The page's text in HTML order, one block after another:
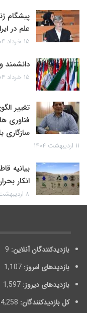
پیشگام
علم در
۱۵ خرداد ۱۴۰۴
دانشمند
۱۵ خرداد ۱۴۰۴
تغییر
فناوری
سازگاری
۱۱ اردیبهشت ۱۴۰۴
بیانیه
انکار
۸ اردیبهشت ۱۴۰۴
بازدیدکنندگان آنلاین: 9
بازدیدهای امروز: 1,107
بازدیدهای دیروز: 1,597
کل بازدیدکنند‌گان: